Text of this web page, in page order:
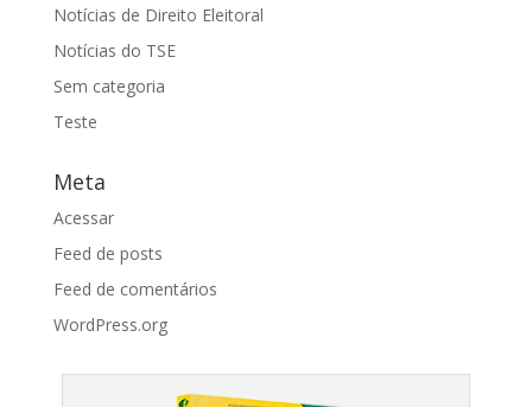
Notícias de Direito Eleitoral
Notícias do TSE
Sem categoria
Teste
Meta
Acessar
Feed de posts
Feed de comentários
WordPress.org